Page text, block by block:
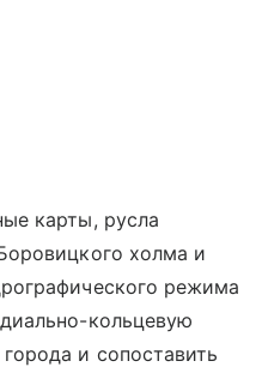
карты, русла
холма и
режима
кольцевую
и сопоставить